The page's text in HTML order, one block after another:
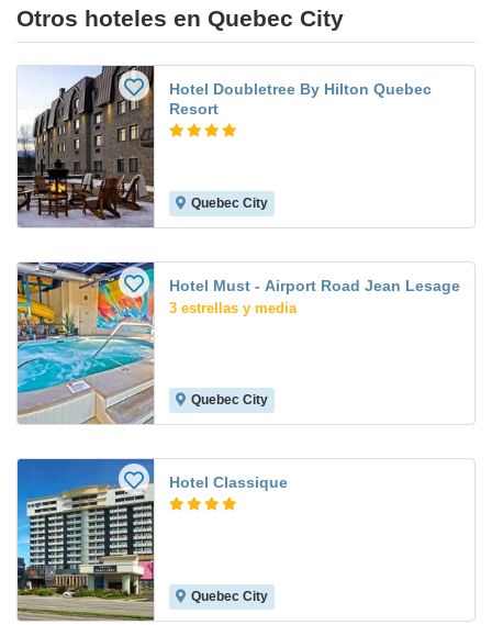
Otros hoteles en Quebec City
Hotel Doubletree By Hilton Quebec
Resort
Quebec City
Hotel Must - Airport Road Jean Lesage
3 estrellas y media
Quebec City
Hotel Classique
Quebec City